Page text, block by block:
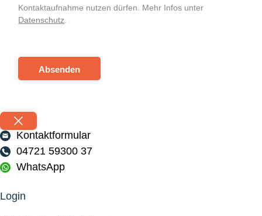
Kontaktaufnahme nutzen dürfen. Mehr Infos unter
Datenschutz.
Absenden
Kontaktformular
04721 59300 37
WhatsApp
Login